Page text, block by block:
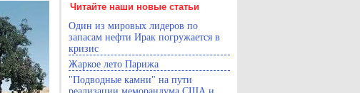
Читайте наши новые статьи
Один из мировых лидеров по
запасам нефти Ирак погружается в
кризис
Жаркое лето Парижа
"Подводные камни" на пути